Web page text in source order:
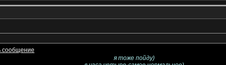
я тоже пойду)